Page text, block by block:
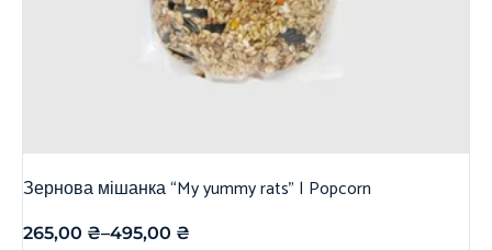
Зернова мішанка “My yummy rats” | Popcorn
265,00 ₴–495,00 ₴